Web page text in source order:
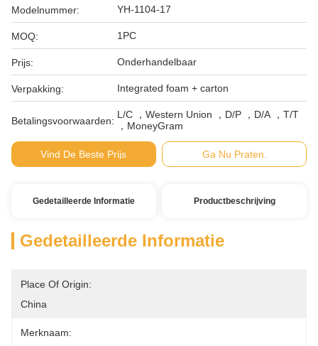
Modelnummer: YH-1104-17
MOQ: 1PC
Prijs: Onderhandelbaar
Verpakking: Integrated foam + carton
Betalingsvoorwaarden:
L/C ，Western Union ，D/P ，D/A ，T/T
，MoneyGram
Vind De Beste Prijs Ga Nu Praten.
Gedetailleerde Informatie Productbeschrijving
Gedetailleerde Informatie
Place Of Origin:
China
Merknaam: